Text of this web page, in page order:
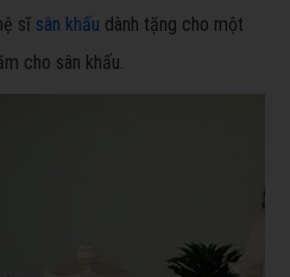
sĩ sân khấu dành tặng cho một
cho sân khấu.